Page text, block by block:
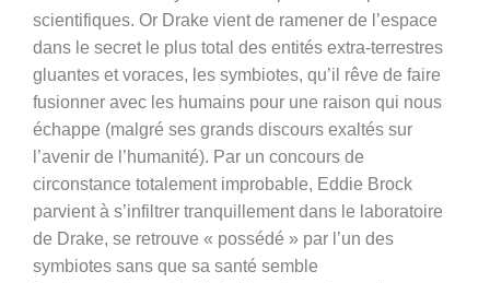
scientifiques. Or Drake vient de ramener de l’espace
dans le secret le plus total des entités extra-terrestres
gluantes et voraces, les symbiotes, qu’il rêve de faire
fusionner avec les humains pour une raison qui nous
échappe (malgré ses grands discours exaltés sur
l’avenir de l’humanité). Par un concours de
circonstance totalement improbable, Eddie Brock
parvient à s’infiltrer tranquillement dans le laboratoire
de Drake, se retrouve « possédé » par l’un des
symbiotes sans que sa santé semble